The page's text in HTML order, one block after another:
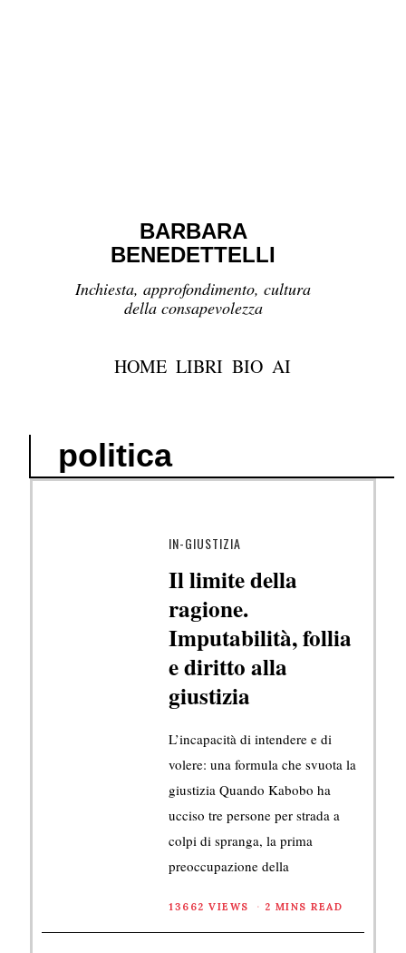
BARBARA
BENEDETTELLI
Inchiesta, approfondimento, cultura
della consapevolezza
HOME LIBRI BIO AI
politica
IN-GIUSTIZIA
Il limite della
ragione.
Imputabilità, follia
e diritto alla
giustizia
L’incapacità di intendere e di
volere: una formula che svuota la
giustizia Quando Kabobo ha
ucciso tre persone per strada a
colpi di spranga, la prima
preoccupazione della
13662 VIEWS 2 MINS READ